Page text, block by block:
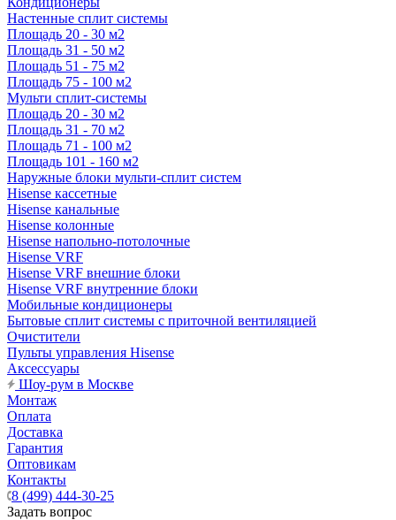
Настенные сплит системы
Площадь 20 - 30 м2
Площадь 31 - 50 м2
Площадь 51 - 75 м2
Площадь 75 - 100 м2
Мульти сплит-системы
Площадь 20 - 30 м2
Площадь 31 - 70 м2
Площадь 71 - 100 м2
Площадь 101 - 160 м2
Наружные блоки мульти-сплит систем
Hisense кассетные
Hisense канальные
Hisense колонные
Hisense напольно-потолочные
Hisense VRF
Hisense VRF внешние блоки
Hisense VRF внутренние блоки
Мобильные кондиционеры
Бытовые сплит системы с приточной вентиляцией
Очистители
Пульты управления Hisense
Аксессуары
Шоу-рум в Москве
Монтаж
Оплата
Доставка
Гарантия
Оптовикам
Контакты
8 (499) 444-30-25
Задать вопрос